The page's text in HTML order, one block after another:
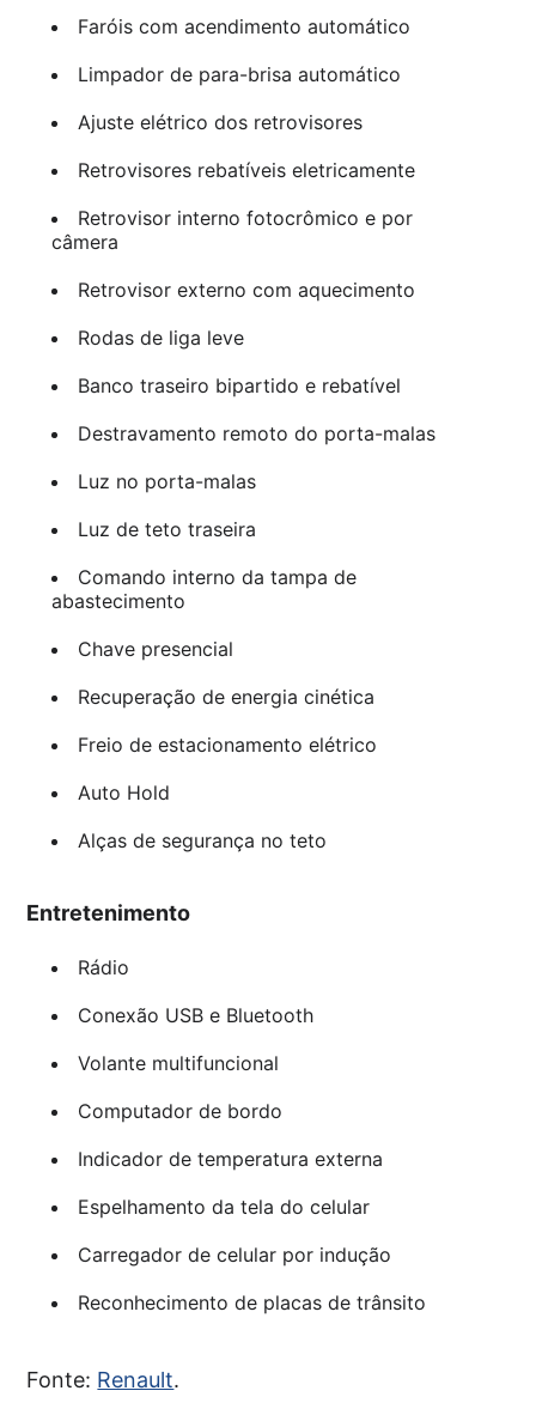
Faróis com acendimento automático
Limpador de para-brisa automático
Ajuste elétrico dos retrovisores
Retrovisores rebatíveis eletricamente
Retrovisor interno fotocrômico e por
câmera
Retrovisor externo com aquecimento
Rodas de liga leve
Banco traseiro bipartido e rebatível
Destravamento remoto do porta-malas
Luz no porta-malas
Luz de teto traseira
Comando interno da tampa de
abastecimento
Chave presencial
Recuperação de energia cinética
Freio de estacionamento elétrico
Auto Hold
Alças de segurança no teto
Entretenimento
Rádio
Conexão USB e Bluetooth
Volante multifuncional
Computador de bordo
Indicador de temperatura externa
Espelhamento da tela do celular
Carregador de celular por indução
Reconhecimento de placas de trânsito
Fonte: Renault.